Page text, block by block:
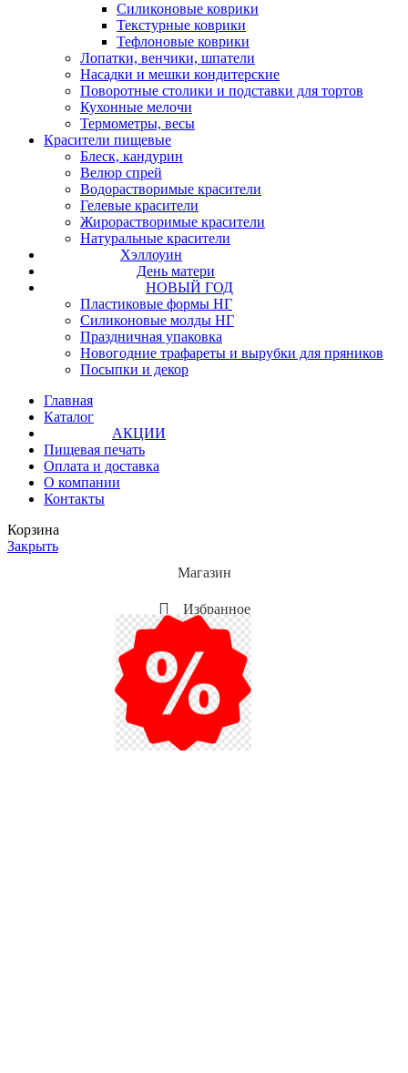
Силиконовые коврики
Текстурные коврики
Тефлоновые коврики
Лопатки, венчики, шпатели
Насадки и мешки кондитерские
Поворотные столики и подставки для тортов
Кухонные мелочи
Термометры, весы
Красители пищевые
Блеск, кандурин
Велюр спрей
Водорастворимые красители
Гелевые красители
Жирорастворимые красители
Натуральные красители
Хэллоуин
День матери
НОВЫЙ ГОД
Пластиковые формы НГ
Силиконовые молды НГ
Праздничная упаковка
Новогодние трафареты и вырубки для пряников
Посыпки и декор
Главная
Каталог
АКЦИИ
Пищевая печать
Оплата и доставка
О компании
Контакты
Корзина
Закрыть
Магазин
Избранное
Мой аккаунт
Акции